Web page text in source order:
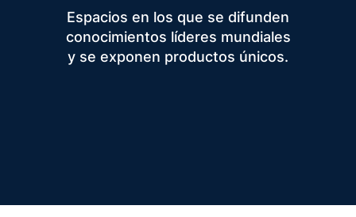
Espacios en los que se difunden
conocimientos líderes mundiales
y se exponen productos únicos.